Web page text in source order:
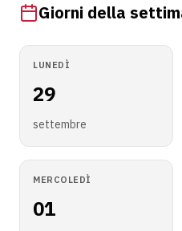
Giorni della
LUNEDÌ
29
settembre
MERCOLEDÌ
01